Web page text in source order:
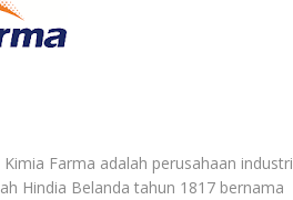
Kimia Farma adalah perusahaan industri
Hindia Belanda tahun 1817 bernama